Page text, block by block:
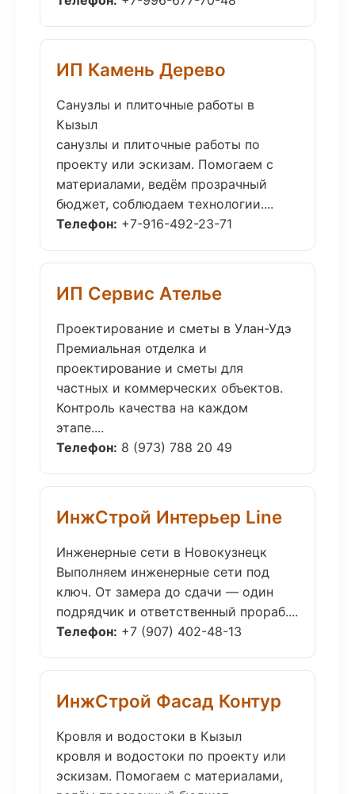
ИП Камень Дерево
Санузлы и плиточные работы в
Кызыл
санузлы и плиточные работы по
проекту или эскизам. Помогаем с
материалами, ведём прозрачный
бюджет, соблюдаем технологии....
Телефон: +7-916-492-23-71
ИП Сервис Ателье
Проектирование и сметы в Улан-Удэ
Премиальная отделка и
проектирование и сметы для
частных и коммерческих объектов.
Контроль качества на каждом
этапе....
Телефон: 8 (973) 788 20 49
ИнжСтрой Интерьер Line
Инженерные сети в Новокузнецк
Выполняем инженерные сети под
ключ. От замера до сдачи — один
подрядчик и ответственный прораб....
Телефон: +7 (907) 402-48-13
ИнжСтрой Фасад Контур
Кровля и водостоки в Кызыл
кровля и водостоки по проекту или
эскизам. Помогаем с материалами,